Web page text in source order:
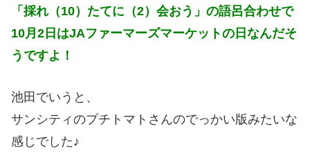
「採れ（10）たてに（2）会おう」の語呂合わせで
10月2日はJAファーマーズマーケットの日なんだそ
うですよ！
池田でいうと、
サンシティのプチトマトさんのでっかい版みたいな
感じでした♪